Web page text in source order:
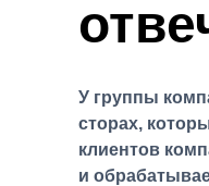
У группы
сторах,
клиентов
и